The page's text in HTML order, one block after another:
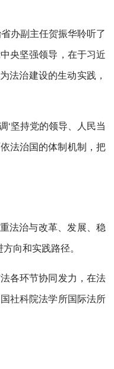
办副主任贺振华聆听了
央坚强领导，在于习近
法治建设的生动实践，
‘坚持党的领导、人民当
法治国的体制机制，把
法治与改革、发展、稳
向和实践路径。
各环节协同发力，在法
社科院法学所国际法所